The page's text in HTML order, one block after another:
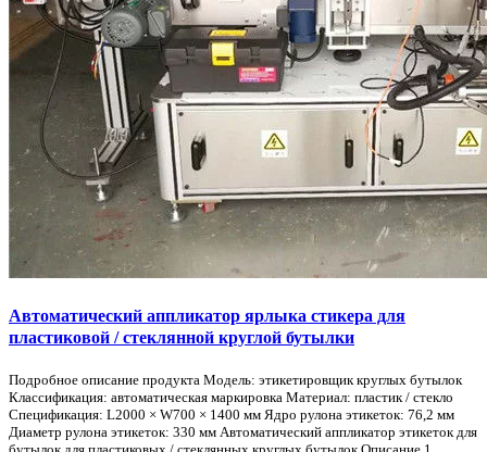
Автоматический аппликатор ярлыка стикера для
пластиковой / стеклянной круглой бутылки
Подробное описание продукта Модель: этикетировщик круглых бутылок
Классификация: автоматическая маркировка Материал: пластик / стекло
Спецификация: L2000 × W700 × 1400 мм Ядро рулона этикеток: 76,2 мм
Диаметр рулона этикеток: 330 мм Автоматический аппликатор этикеток для